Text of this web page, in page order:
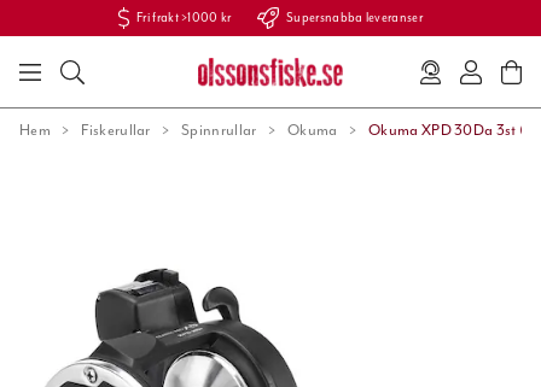
Fri frakt >1000 kr Supersnabba leveranser
Hem Fiskerullar Spinnrullar Okuma Okuma XPD 30Da 3st